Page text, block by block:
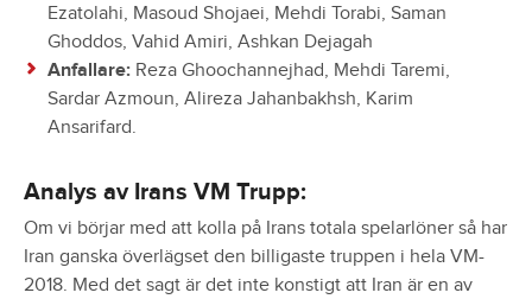
Ezatolahi, Masoud Shojaei, Mehdi Torabi, Saman
Ghoddos, Vahid Amiri, Ashkan Dejagah
Anfallare: Reza Ghoochannejhad, Mehdi Taremi,
Sardar Azmoun, Alireza Jahanbakhsh, Karim
Ansarifard.
Analys av Irans VM Trupp:
Om vi börjar med att kolla på Irans totala spelarlöner så har
Iran ganska överlägset den billigaste truppen i hela VM-
2018. Med det sagt är det inte konstigt att Iran är en av